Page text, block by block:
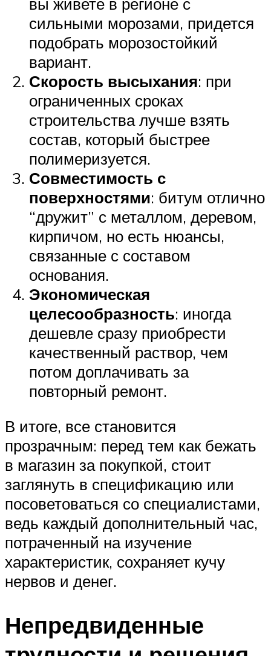
сильными морозами, придется
подобрать морозостойкий
вариант.
Скорость высыхания: при
ограниченных сроках
строительства лучше взять
состав, который быстрее
полимеризуется.
Совместимость с
поверхностями: битум отлично
“дружит” с металлом, деревом,
кирпичом, но есть нюансы,
связанные с составом
основания.
Экономическая
целесообразность: иногда
дешевле сразу приобрести
качественный раствор, чем
потом доплачивать за
повторный ремонт.
В итоге, все становится
прозрачным: перед тем как бежать
в магазин за покупкой, стоит
заглянуть в спецификацию или
посоветоваться со специалистами,
ведь каждый дополнительный час,
потраченный на изучение
характеристик, сохраняет кучу
нервов и денег.
Непредвиденные